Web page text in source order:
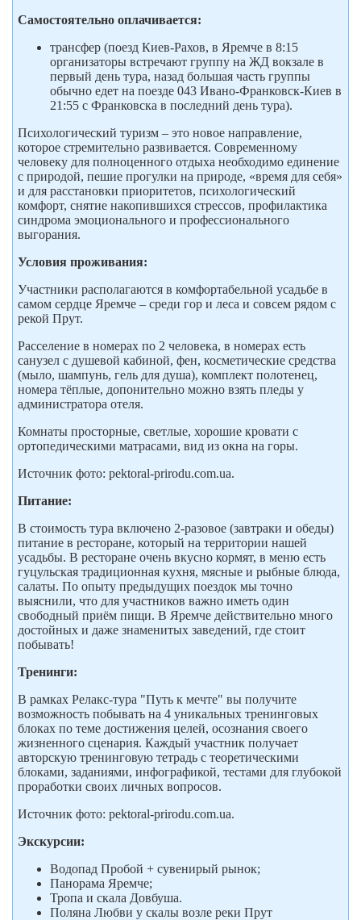
Самостоятельно оплачивается:
трансфер (поезд Киев-Рахов, в Яремче в 8:15
организаторы встречают группу на ЖД вокзале в
первый день тура, назад большая часть группы
обычно едет на поезде 043 Ивано-Франковск-Киев в
21:55 с Франковска в последний день тура).
Психологический туризм – это новое направление,
которое стремительно развивается. Современному
человеку для полноценного отдыха необходимо единение
с природой, пешие прогулки на природе, «время для себя»
и для расстановки приоритетов, психологический
комфорт, снятие накопившихся стрессов, профилактика
синдрома эмоционального и профессионального
выгорания.
Условия проживания:
Участники располагаются в комфортабельной усадьбе в
самом сердце Яремче – среди гор и леса и совсем рядом с
рекой Прут.
Расселение в номерах по 2 человека, в номерах есть
санузел с душевой кабиной, фен, косметические средства
(мыло, шампунь, гель для душа), комплект полотенец,
номера тёплые, допонительно можно взять пледы у
администратора отеля.
Комнаты просторные, светлые, хорошие кровати с
ортопедическими матрасами, вид из окна на горы.
Источник фото: pektoral-prirodu.com.ua.
Питание:
В стоимость тура включено 2-разовое (завтраки и обеды)
питание в ресторане, который на территории нашей
усадьбы. В ресторане очень вкусно кормят, в меню есть
гуцульская традиционная кухня, мясные и рыбные блюда,
салаты. По опыту предыдущих поездок мы точно
выяснили, что для участников важно иметь один
свободный приём пищи. В Яремче действительно много
достойных и даже знаменитых заведений, где стоит
побывать!
Тренинги:
В рамках Релакс-тура "Путь к мечте" вы получите
возможность побывать на 4 уникальных тренинговых
блоках по теме достижения целей, осознания своего
жизненного сценария. Каждый участник получает
авторскую тренинговую тетрадь с теоретическими
блоками, заданиями, инфографикой, тестами для глубокой
проработки своих личных вопросов.
Источник фото: pektoral-prirodu.com.ua.
Экскурсии:
Водопад Пробой + сувенирый рынок;
Панорама Яремче;
Тропа и скала Довбуша.
Поляна Любви у скалы возле реки Прут